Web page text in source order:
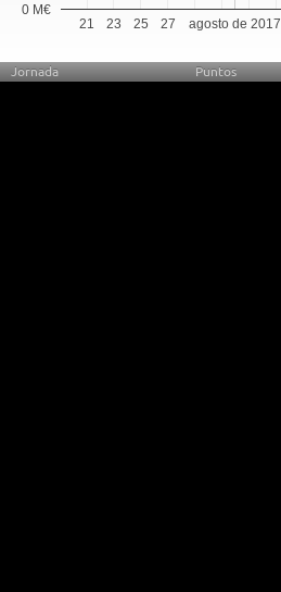
agosto de 2017
21 23 25 27
0 M€
Jornada Puntos